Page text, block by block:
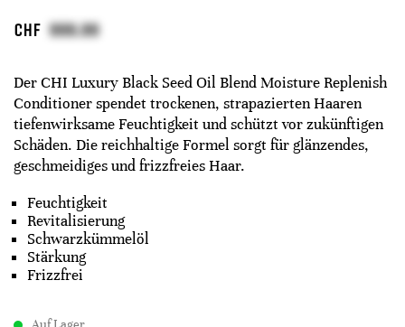
CHF
Der CHI Luxury Black Seed Oil Blend Moisture Replenish
Conditioner spendet trockenen, strapazierten Haaren
tiefenwirksame Feuchtigkeit und schützt vor zukünftigen
Schäden. Die reichhaltige Formel sorgt für glänzendes,
geschmeidiges und frizzfreies Haar.
Feuchtigkeit
Revitalisierung
Schwarzkümmelöl
Stärkung
Frizzfrei